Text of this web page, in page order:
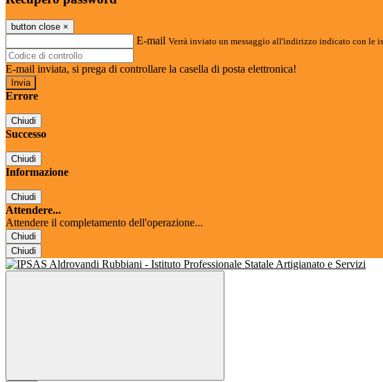
button close ×
E-mail Verrà inviato un messaggio all'indirizzo indicato con le
E-mail inviata, si prega di controllare la casella di posta elettronica!
Errore
Chiudi
Successo
Chiudi
Informazione
Chiudi
Attendere...
Attendere il completamento dell'operazione...
Chiudi
Chiudi